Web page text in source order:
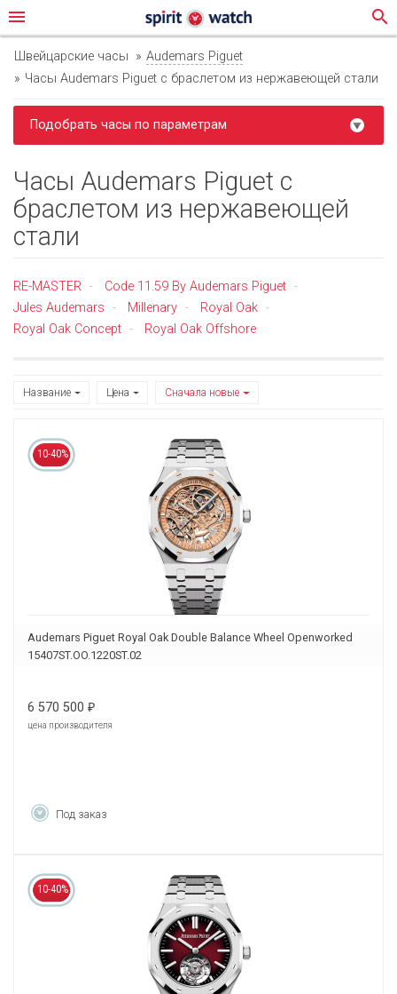
menu search
Швейцарские часы
Audemars Piguet
Часы Audemars Piguet с браслетом из нержавеющей стали
Подобрать часы по параметрам
Часы Audemars Piguet с
браслетом из нержавеющей
стали
RE-MASTER - Code 11.59 By Audemars Piguet -
Jules Audemars - Millenary - Royal Oak -
Royal Oak Concept - Royal Oak Offshore
Название Цена Сначала новые
10-40%
Audemars Piguet Royal Oak Double Balance Wheel Openworked
15407ST.OO.1220ST.02
6 570 500 ₽
цена производителя
Под заказ
10-40%